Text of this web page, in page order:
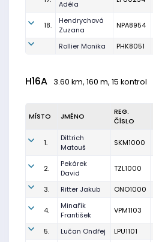
Adéla
18.
Hendrychová
Zuzana
NPA8954
Rollier Monika PHK8051
H16A 3.60 km, 160 m, 15 kontrol
MÍSTO JMÉNO
REG.
ČÍSLO
1.
Dittrich
Matouš
SKM1000
2.
Pekárek
David
TZL1000
3. Ritter Jakub ONO1000
4.
Minařík
František
VPM1103
5. Lučan Ondřej LPU1101